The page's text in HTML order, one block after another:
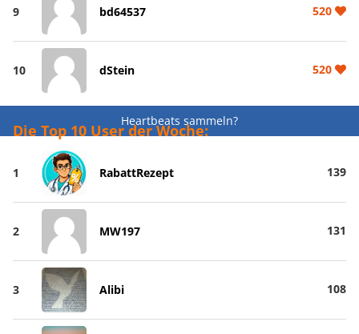
9 bd64537 520
10 dStein 520
Heartbeats sammeln?
Die Top 10 User der Woche:
1 RabattRezept 139
2 MW197 131
3 Alibi 108